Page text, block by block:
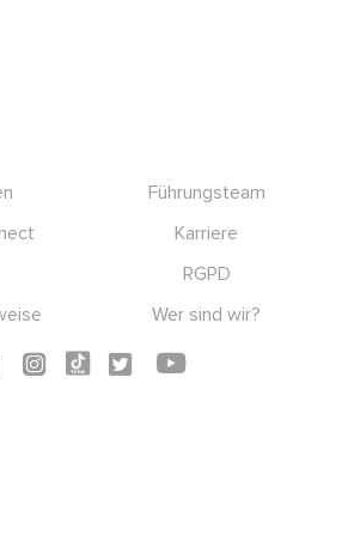
Führungsteam
Karriere
RGPD
Wer sind wir?
icons